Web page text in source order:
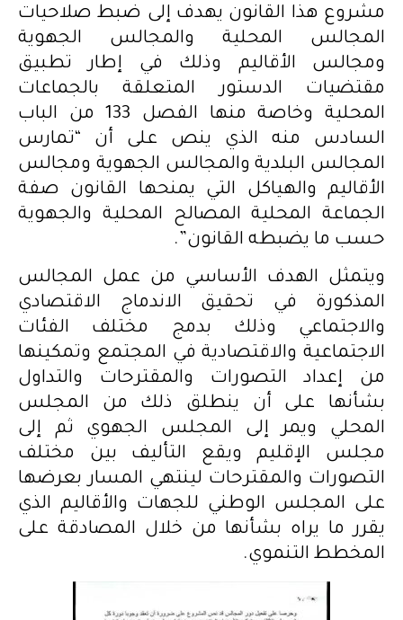
مشروع هذا القانون يهدف إلى ضبط صلاحيات
المجالس المحلية والمجالس الجهوية
ومجالس الأقاليم وذلك في إطار تطبيق
مقتضيات الدستور المتعلقة بالجماعات
المحلية وخاصة منها الفصل 133 من الباب
السادس منه الذي ينص على أن “تمارس
المجالس البلدية والمجالس الجهوية ومجالس
الأقاليم والهياكل التي يمنحها القانون صفة
الجماعة المحلية المصالح المحلية والجهوية
حسب ما يضبطه القانون”.
ويتمثل الهدف الأساسي من عمل المجالس
المذكورة في تحقيق الاندماج الاقتصادي
والاجتماعي وذلك بدمج مختلف الفئات
الاجتماعية والاقتصادية في المجتمع وتمكينها
من إعداد التصورات والمقترحات والتداول
بشأنها على أن ينطلق ذلك من المجلس
المحلي ويمر إلى المجلس الجهوي ثم إلى
مجلس الإقليم ويقع التأليف بين مختلف
التصورات والمقترحات لينتهي المسار بعرضها
على المجلس الوطني للجهات والأقاليم الذي
يقرر ما يراه بشأنها من خلال المصادقة على
المخطط التنموي.